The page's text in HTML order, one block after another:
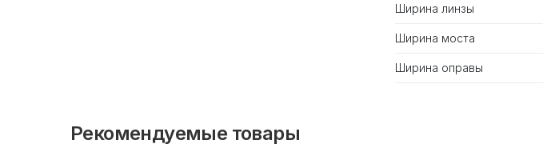
Ширина линзы
Ширина моста
Ширина оправы
Рекомендуемые товары